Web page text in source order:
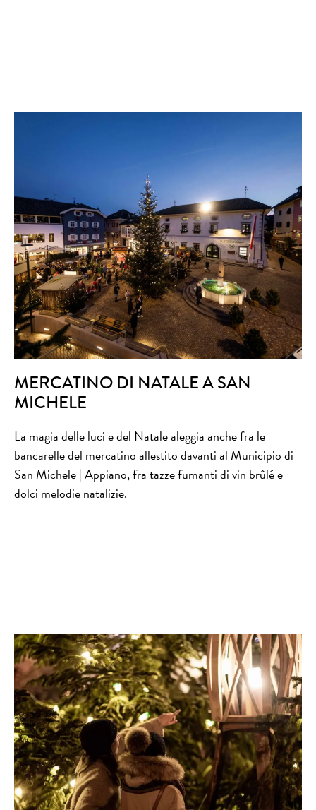
MERCATINO DI NATALE A SAN
MICHELE
La magia delle luci e del Natale aleggia anche fra le
bancarelle del mercatino allestito davanti al Municipio di
San Michele | Appiano, fra tazze fumanti di vin brûlé e
dolci melodie natalizie.